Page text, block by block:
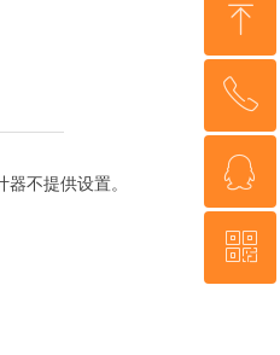
不提供设置。
ꁸ
回到顶部
ꂅ
ꁗ
QQ客服
ꀥ